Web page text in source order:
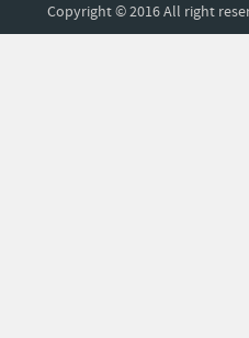
Copyright © 2016 All right